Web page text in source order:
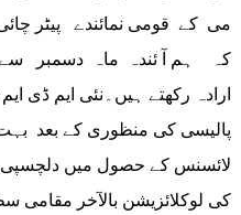
می کے قومی نمائندے پیٹر چائی
کہ ہم آ ئندہ ماہ دسمبر سے
ارادہ رکھتے ہیں۔نئی ایم ڈی
پالیسی کی منظوری کے بعد
لائسنس کے حصول میں
کی لوکلائزیشن بالآخر مقامی